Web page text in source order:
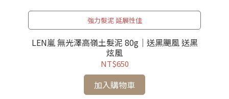
強力髮泥 延展性佳
LEN嵐 無光澤高嶺土髮泥 80g｜送黑颶風 送黑
炫風
NT$650
加入購物車